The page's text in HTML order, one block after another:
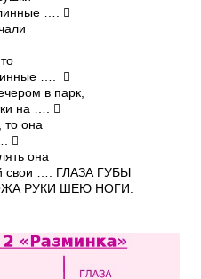
…. 
…. 
в парк,
на …. 
то она

она
свои …. ГЛАЗА ГУБЫ
РУКИ ШЕЮ НОГИ.